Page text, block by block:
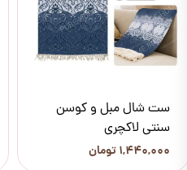
ست شال مبل و کوسن
سنتی لاکچری
۱,۴۴۰,۰۰۰ تومان